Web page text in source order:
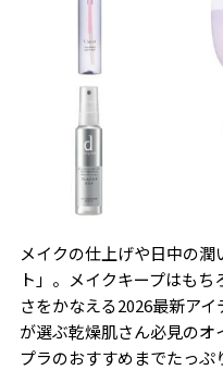
メイクの仕上げや日中の
ト」。メイクキープはも
さをかなえる2026最新ア
が選ぶ乾燥肌さん必見の
プラのおすすめまでたっぷ